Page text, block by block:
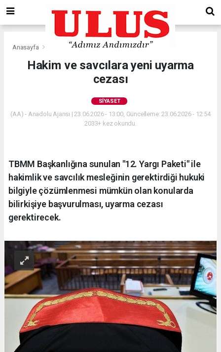
Anasayfa
Hakim ve savcılara yeni uyarma
cezası
SIYASET
(AA) - Anadolu Ajansı | 23.06.2026 - 13:00, Güncelleme: 23.06.2026 - 12:54
2033+ kez okundu.
TBMM Başkanlığına sunulan "12. Yargı Paketi" ile
hakimlik ve savcılık mesleğinin gerektirdiği hukuki
bilgiyle çözümlenmesi mümkün olan konularda
bilirkişiye başvurulması, uyarma cezası
gerektirecek.